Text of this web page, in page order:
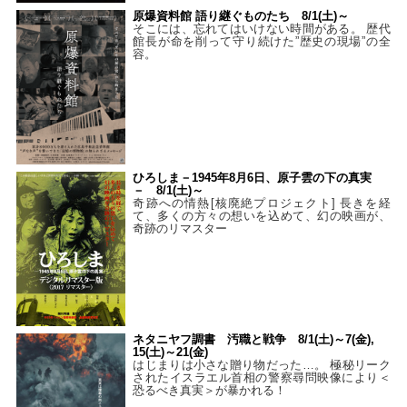
原爆資料館 語り継ぐものたち 8/1(土)～
そこには、忘れてはいけない時間がある。 歴代
館長が命を削って守り続けた”歴史の現場”の全
容。
ひろしま－1945年8月6日、原子雲の下の真実
－ 8/1(土)～
奇跡への情熱[核廃絶プロジェクト] 長きを経
て、多くの方々の想いを込めて、幻の映画が、
奇跡のリマスター
ネタニヤフ調書 汚職と戦争 8/1(土)～7(金),
15(土)～21(金)
はじまりは小さな贈り物だった…。 極秘リーク
されたイスラエル首相の警察尋問映像により＜
恐るべき真実＞が暴かれる！